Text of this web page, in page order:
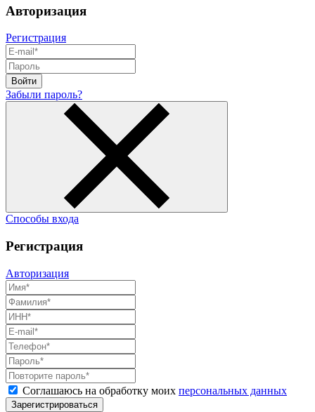
Авторизация
Регистрация
Войти
Забыли пароль?
Способы входа
Регистрация
Авторизация
Соглашаюсь на обработку моих персональных данных
Зарегистрироваться